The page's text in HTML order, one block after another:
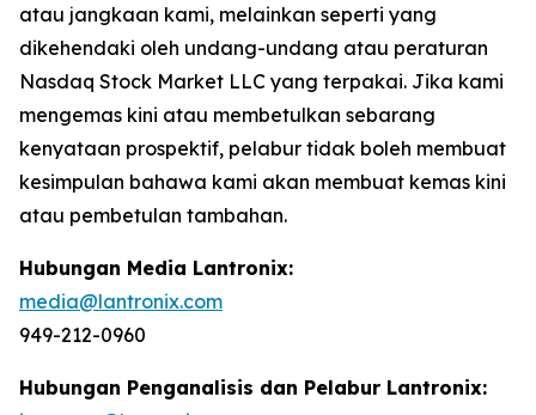
atau jangkaan kami, melainkan seperti yang
dikehendaki oleh undang-undang atau peraturan
Nasdaq Stock Market LLC yang terpakai. Jika kami
mengemas kini atau membetulkan sebarang
kenyataan prospektif, pelabur tidak boleh membuat
kesimpulan bahawa kami akan membuat kemas kini
atau pembetulan tambahan.
Hubungan Media Lantronix:
media@lantronix.com
949-212-0960
Hubungan Penganalisis dan Pelabur Lantronix: